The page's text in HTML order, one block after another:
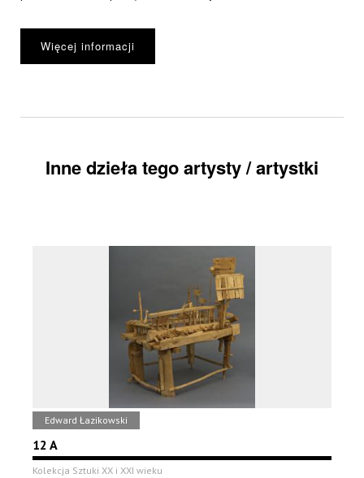
Więcej informacji
Inne dzieła tego artysty / artystki
Edward Łazikowski
12 A
Kolekcja Sztuki XX i XXI wieku